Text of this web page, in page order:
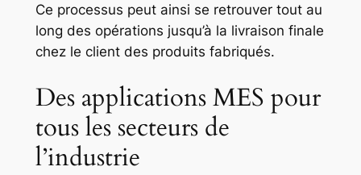
Ce processus peut ainsi se retrouver tout au
long des opérations jusqu’à la livraison finale
chez le client des produits fabriqués.
Des applications MES pour
tous les secteurs de
l’industrie